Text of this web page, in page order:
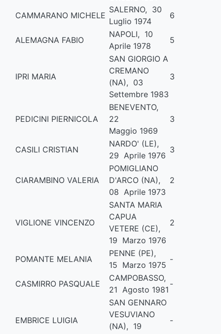
CAMMARANO MICHELE
SALERNO, 30
Luglio 1974
6
ALEMAGNA FABIO
NAPOLI, 10
Aprile 1978
5
IPRI MARIA
SAN GIORGIO A
CREMANO
(NA), 03
Settembre 1983
3
PEDICINI PIERNICOLA
BENEVENTO,
22
Maggio 1969
3
CASILI CRISTIAN
NARDO' (LE),
29 Aprile 1976
3
CIARAMBINO VALERIA
POMIGLIANO
D'ARCO (NA),
08 Aprile 1973
2
VIGLIONE VINCENZO
SANTA MARIA
CAPUA
VETERE (CE),
19 Marzo 1976
2
POMANTE MELANIA
PENNE (PE),
15 Marzo 1975
-
CASMIRRO PASQUALE
CAMPOBASSO,
21 Agosto 1981
-
EMBRICE LUIGIA
SAN GENNARO
VESUVIANO
(NA), 19
-